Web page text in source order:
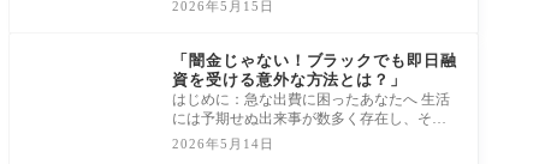
2026年5月15日
「闇金じゃない！ブラックでも即日融
資を受ける意外な方法とは？」
はじめに：急な出費に困ったあなたへ 生活
には予期せぬ出来事が数多く存在し、それ
により急にお金が必要になることもよくあ
2026年5月14日